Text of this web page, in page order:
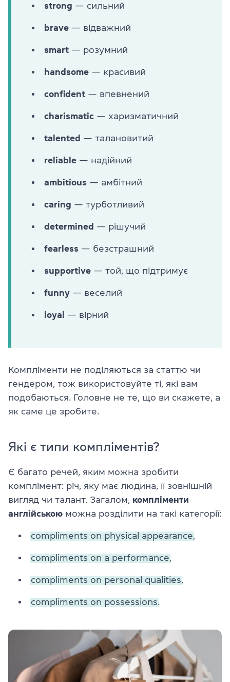
strong — сильний
brave — відважний
smart — розумний
handsome — красивий
confident — впевнений
charismatic — харизматичний
talented — талановитий
reliable — надійний
ambitious — амбітний
caring — турботливий
determined — рішучий
fearless — безстрашний
supportive — той, що підтримує
funny — веселий
loyal — вірний
Компліменти не поділяються за статтю чи
гендером, тож використовуйте ті, які вам
подобаються. Головне не те, що ви скажете, а
як саме це зробите.
Які є типи компліментів?
Є багато речей, яким можна зробити
комплімент: річ, яку має людина, її зовнішній
вигляд чи талант. Загалом, компліменти
англійською можна розділити на такі категорії:
compliments on physical appearance,
compliments on a performance,
compliments on personal qualities,
compliments on possessions.